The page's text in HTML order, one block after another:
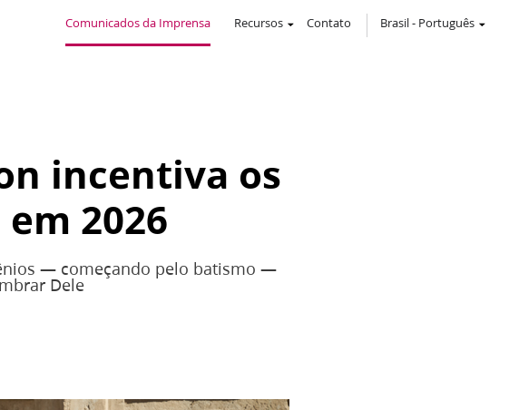
Comunicados da Imprensa Recursos Contato Brasil- Português
incentiva os
2026
— começando pelo batismo —
Dele